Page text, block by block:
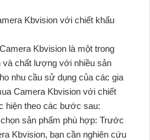
Kbvision với chiết khấu
Kbvision là một trong
chất lượng với nhiều sản
nhu cầu sử dụng của các gia
Camera Kbvision với chiết
hiện theo các bước sau:
sản phẩm phù hợp: Trước
Kbvision, bạn cần nghiên cứu